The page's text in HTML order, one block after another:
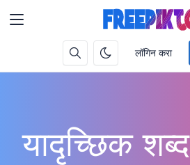
लॉगिन करा
यादृच्छिक